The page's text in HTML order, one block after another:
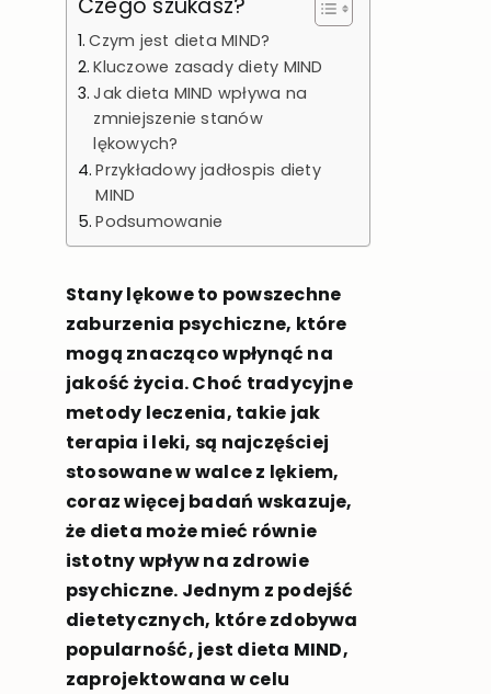
Czego szukasz?
Czym jest dieta MIND?
Kluczowe zasady diety MIND
Jak dieta MIND wpływa na
zmniejszenie stanów
lękowych?
Przykładowy jadłospis diety
MIND
Podsumowanie
Stany lękowe to powszechne
zaburzenia psychiczne, które
mogą znacząco wpłynąć na
jakość życia. Choć tradycyjne
metody leczenia, takie jak
terapia i leki, są najczęściej
stosowane w walce z lękiem,
coraz więcej badań wskazuje,
że dieta może mieć równie
istotny wpływ na zdrowie
psychiczne. Jednym z podejść
dietetycznych, które zdobywa
popularność, jest dieta MIND,
zaprojektowana w celu